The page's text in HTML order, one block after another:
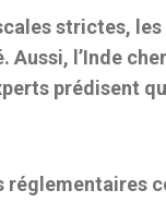
strictes,
Aussi, l’Inde
prédisent
réglementaires